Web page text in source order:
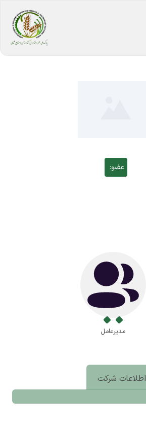
عضو:
مدیرعامل
اطلاعات شرکت